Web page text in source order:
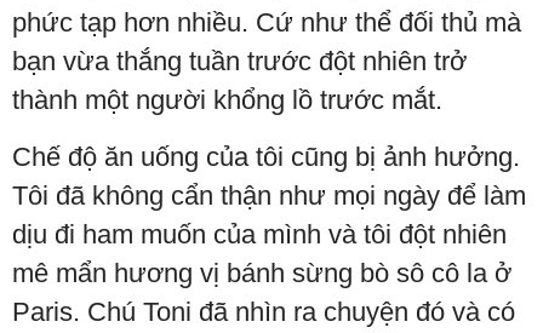
phức tạp hơn nhiều. Cứ như thể đối thủ mà
bạn vừa thắng tuần trước đột nhiên trở
thành một người khổng lồ trước mắt.
Chế độ ăn uống của tôi cũng bị ảnh hưởng.
Tôi đã không cẩn thận như mọi ngày để làm
dịu đi ham muốn của mình và tôi đột nhiên
mê mẩn hương vị bánh sừng bò sô cô la ở
Paris. Chú Toni đã nhìn ra chuyện đó và có